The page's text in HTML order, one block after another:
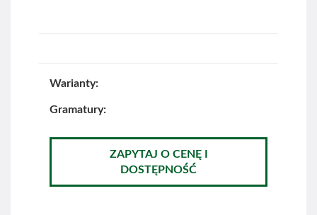
Warianty:
Gramatury:
ZAPYTAJ O CENĘ I
DOSTĘPNOŚĆ